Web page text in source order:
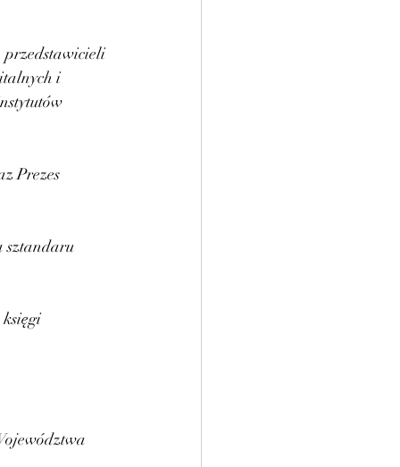
przedstawicieli
i
Prezes
sztandaru